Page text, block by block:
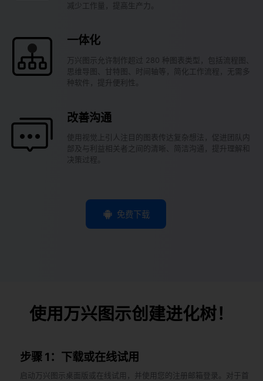
减少工作量，提高生产力。
一体化
万兴图示允许制作超过 280 种图表类型，包括流程图、
思维导图、甘特图、时间轴等，简化工作流程，无需多
种软件，提升便利性。
改善沟通
使用视觉上引人注目的图表传达复杂想法，促进团队内
部及与利益相关者之间的清晰、简洁沟通，提升理解和
决策过程。
免费下载
使用万兴图示创建进化树！
步骤 1：下载或在线试用
启动万兴图示桌面版或在线试用，并使用您的注册邮箱登录。对于首